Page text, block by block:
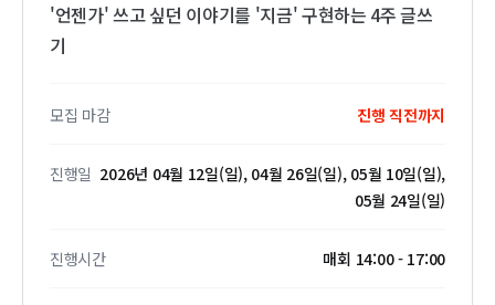
'언젠가' 쓰고 싶던 이야기를 '지금' 구현하는 4주 글쓰
기
모집 마감 진행 직전까지
진행일 2026년 04월 12일(일), 04월 26일(일), 05월 10일(일),
05월 24일(일)
진행시간 매회 14:00 - 17:00